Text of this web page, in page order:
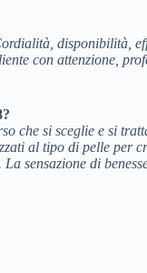
disponibilità,
con attenzione,
che si sceglie e si
al tipo di pelle per
sensazione di